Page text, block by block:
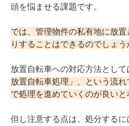
頭を悩ませる課題です。
では、管理物件の私有地に放
りすることはできるのでしょう
放置自転車への対応方法として
放置自転車処理」 、という流
で処理を進めていくのが良いと
但し注意する点は、処分する